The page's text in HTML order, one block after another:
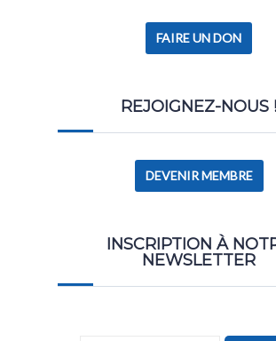
FAIRE UN DON
REJOIGNEZ-NOUS !
DEVENIR MEMBRE
INSCRIPTION À
NEWSLETTER